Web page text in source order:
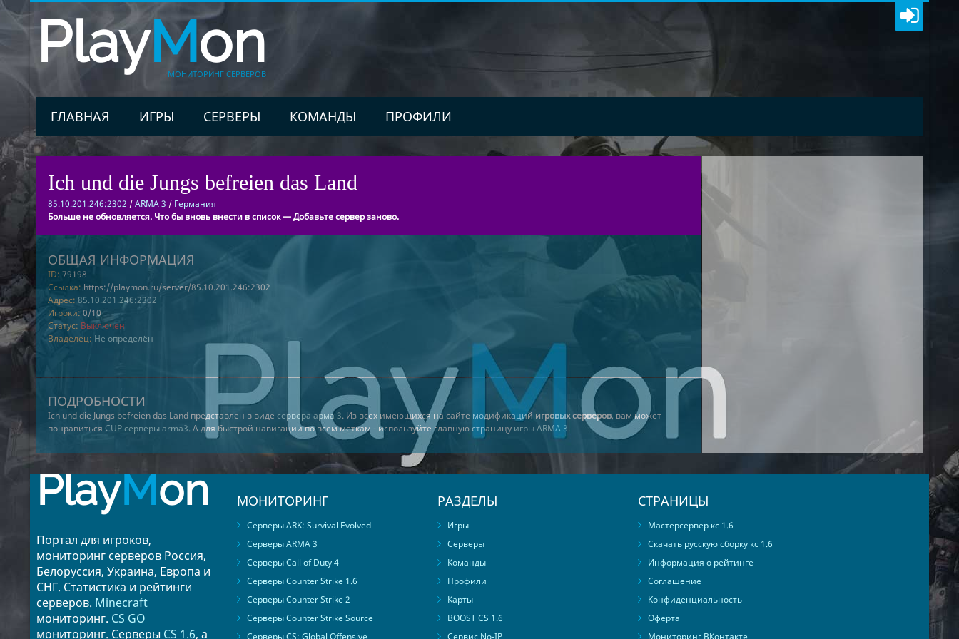
PlayMon
МОНИТОРИНГ СЕРВЕРОВ
ГЛАВНАЯ ИГРЫ СЕРВЕРЫ КОМАНДЫ ПРОФИЛИ
Ich und die Jungs befreien das Land
85.10.201.246:2302 /ARMA 3 / Германия
Больше не обновляется. Что бы вновь внести в список — Добавьте сервер заново.
ОБЩАЯ ИНФОРМАЦИЯ
ID: 79198
Ссылка: https://playmon.ru/server/85.10.201.246:2302
Адрес: 85.10.201.246:2302
Игроки: 0/10
Статус: Выключен
Владелец: Не определён
ПОДРОБНОСТИ
Ich und die Jungs befreien das Land представлен в виде сервера арма 3. Из всех имеющихся на сайте модификаций игровых серверов, вам может
понравиться CUP серверы arma3. А для быстрой навигации по всем меткам - используйте главную страницу игры ARMA 3.
PlayMon
Портал для игроков,
мониторинг серверов Россия,
Белоруссия, Украина, Европа и
СНГ. Статистика и рейтинги
серверов. Minecraft
мониторинг. CS GO
мониторинг. Серверы CS 1.6, а
МОНИТОРИНГ
Серверы ARK: Survival Evolved
Серверы ARMA 3
Серверы Call of Duty 4
Серверы Counter Strike 1.6
Серверы Counter Strike 2
Серверы Counter Strike Source
Серверы CS: Global Offensive
РАЗДЕЛЫ
Игры
Серверы
Команды
Профили
Карты
BOOST CS 1.6
Сервис No-IP
СТРАНИЦЫ
Мастерсервер кс 1.6
Скачать русскую сборку кс 1.6
Информация о рейтинге
Соглашение
Конфиденциальность
Оферта
Мониторинг ВКонтакте